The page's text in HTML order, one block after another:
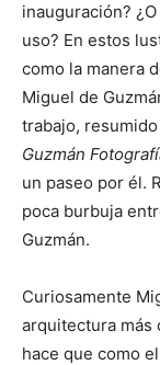
inauguración?
uso? En estos
como la manera
Miguel de
trabajo,
Guzmán
un paseo por él.
poca burbuja
Guzmán.
Curiosamente
arquitectura más
hace que como